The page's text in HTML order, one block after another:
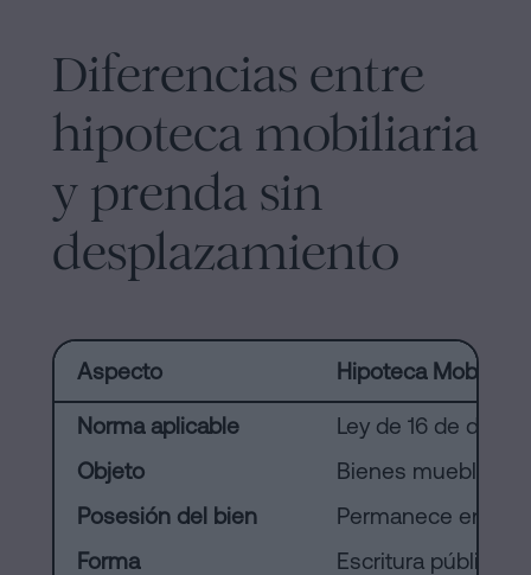
Diferencias entre
hipoteca mobiliaria
y prenda sin
desplazamiento
Aspecto Hipoteca Mobiliaria
Norma aplicable
Ley de 16 de
Objeto
Bienes muebles
Posesión del bien
Permanece en el
Forma
Escritura pública